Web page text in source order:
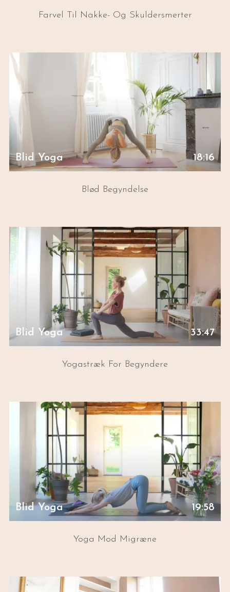
Farvel Til Nakke- Og Skuldersmerter
Blid Yoga 18:16
Blød Begyndelse
Blid Yoga 33:47
Yogastræk For Begyndere
Blid Yoga 19:58
Yoga Mod Migræne